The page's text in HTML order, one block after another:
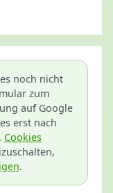
noch nicht
zum
auf Google
erst nach
Cookies
.